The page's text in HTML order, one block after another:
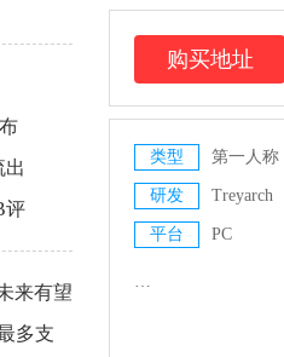
出
评
来有望
多支
购买地址
类型
第一人称
射击
研发 Treyarch
平台 PC
…